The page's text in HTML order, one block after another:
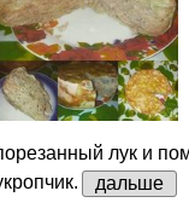
лук и
дальше